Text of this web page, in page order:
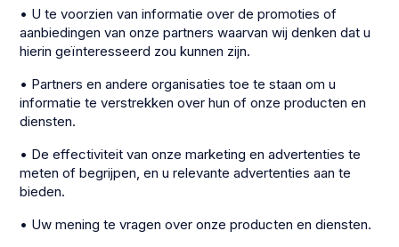
• U te voorzien van informatie over de promoties of
aanbiedingen van onze partners waarvan wij denken dat u
hierin geïnteresseerd zou kunnen zijn.
• Partners en andere organisaties toe te staan om u
informatie te verstrekken over hun of onze producten en
diensten.
• De effectiviteit van onze marketing en advertenties te
meten of begrijpen, en u relevante advertenties aan te
bieden.
• Uw mening te vragen over onze producten en diensten.